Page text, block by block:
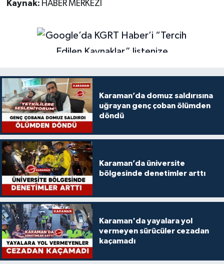
Kaynak: HABER MERKEZİ
Karaman’da domuz saldırısına
uğrayan genç çoban ölümden
döndü
Karaman’da üniversite
bölgesinde denetimler arttı
Karaman'da yayalara yol
vermeyen sürücüler cezadan
kaçamadı